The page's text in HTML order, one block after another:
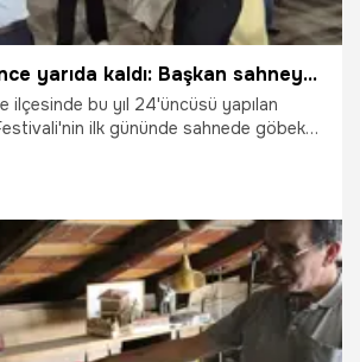
Bartın'da eğlence yarıda kaldı: Başkan sahneye çıktı, şehir karanlığa gömüldü
ilçesinde bu yıl 24'üncüsü yapılan
ilk gününde sahnede göbek